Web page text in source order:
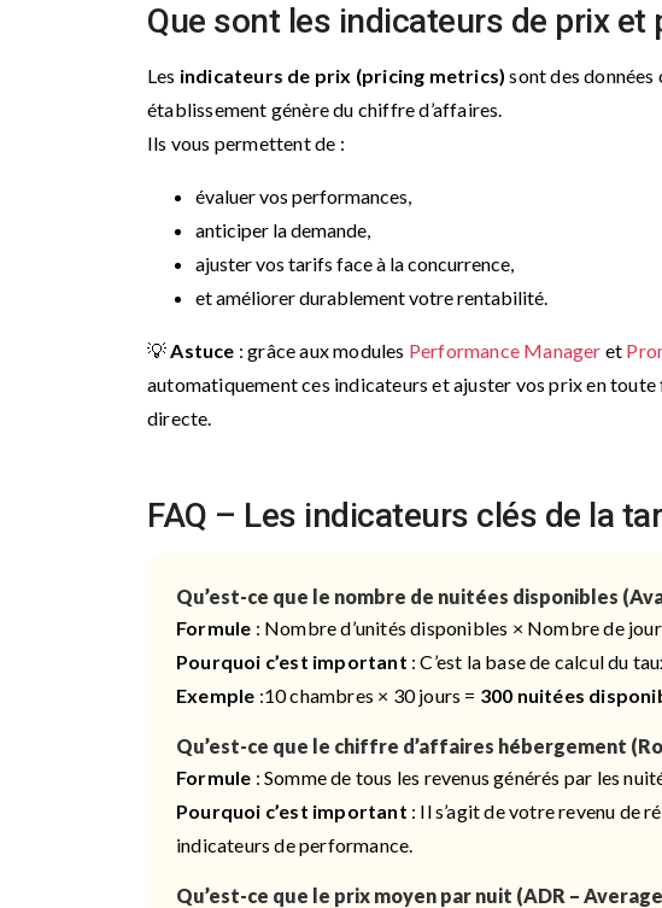
Que sont les indicateurs de prix
Les indicateurs de prix (pricing metrics) sont des
établissement génère du chiffre d’affaires.
Ils vous permettent de :
évaluer vos performances,
anticiper la demande,
ajuster vos tarifs face à la concurrence,
et améliorer durablement votre rentabilité.
💡Astuce : grâce aux modules Performance Manager et
automatiquement ces indicateurs et ajuster vos prix en
directe.
FAQ – Les indicateurs clés de la
Qu’est-ce que le nombre de nuitées disponibles
Formule : Nombre d’unités disponibles × Nombre de
Pourquoi c’est important : C’est la base de calcul du
Exemple :10 chambres × 30 jours = 300 nuitées
Qu’est-ce que le chiffre d’affaires hébergement
Formule : Somme de tous les revenus générés par les
Pourquoi c’est important : Il s’agit de votre revenu de
indicateurs de performance.
Qu’est-ce que le prix moyen par nuit (ADR –